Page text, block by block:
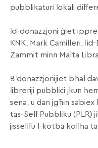
pubblikaturi lokali
Id-donazzjoni ġiet
KNK, Mark Camilleri,
Zammit minn Malta
B’donazzjonijiet bħal
libreriji pubbliċi jkun
sena, u dan jgħin
tas-Self Pubbliku (PLR)
jissellfu l-kotba kollha